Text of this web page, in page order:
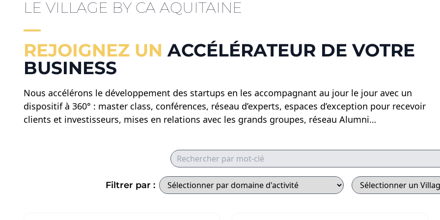
LE VILLAGE BY CA AQUITAINE
REJOIGNEZ UNACCÉLÉRATEUR DE VOTRE
BUSINESS
Nous accélérons le développement des startups en les accompagnant au jour le jour avec un
dispositif à 360° : master class, conférences, réseau d’experts, espaces d’exception pour recevoir
clients et investisseurs, mises en relations avec les grands groupes, réseau Alumni…
Rechercher par mot-clé
Filtrer par : Filtrer par secteur d'activité Filtrer par Village